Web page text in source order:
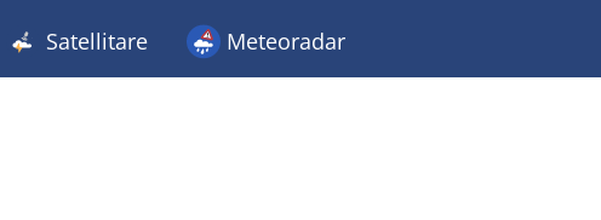
Satellitare Meteoradar